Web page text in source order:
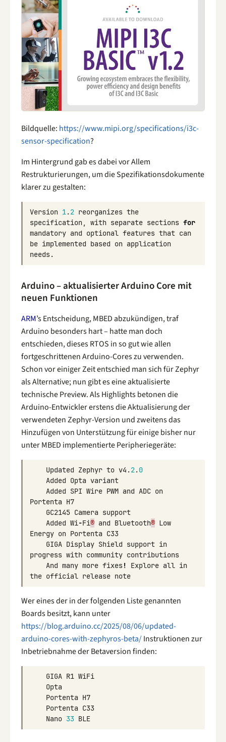
Bildquelle: https://www.mipi.org/specifications/i3c-
sensor-specification?
Im Hintergrund gab es dabei vor Allem
Restrukturierungen, um die Spezifikationsdokumente
klarer zu gestalten:
Version 1.2 reorganizes the
specification, with separate sections for
mandatory and optional features that can
be implemented based on application
needs.
Arduino – aktualisierter Arduino Core mit
neuen Funktionen
ARM’s Entscheidung, MBED abzukündigen, traf
Arduino besonders hart – hatte man doch
entschieden, dieses RTOS in so gut wie allen
fortgeschrittenen Arduino-Cores zu verwenden.
Schon vor einiger Zeit entschied man sich für Zephyr
als Alternative; nun gibt es eine aktualisierte
technische Preview. Als Highlights betonen die
Arduino-Entwickler erstens die Aktualisierung der
verwendeten Zephyr-Version und zweitens das
Hinzufügen von Unterstützung für einige bisher nur
unter MBED implementierte Peripheriegeräte:
Updated Zephyr to v4 .2.0
Added Opta variant
Added SPI Wire PWM and ADC on
Portenta H7
GC2145 Camera support
Added Wi-Fi® and Bluetooth® Low
Energy on Portenta C33
GIGA Display Shield support in
progress with community contributions
And many more fixes! Explore all in
the official release note
Wer eines der in der folgenden Liste genannten
Boards besitzt, kann unter
https://blog.arduino.cc/2025/08/06/updated-
arduino-cores-with-zephyros-beta/Instruktionen zur
Inbetriebnahme der Betaversion finden:
GIGA R1 WiFi
Opta
Portenta H7
Portenta C33
Nano 33 BLE